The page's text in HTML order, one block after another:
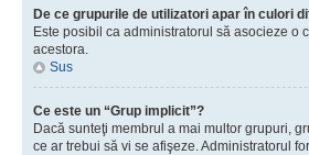
De ce grupurile de utilizatori apar în culori
Este posibil ca administratorul să asocieze
acestora.
Sus
Ce este un “Grup implicit”?
Dacă sunteţi membrul a mai multor grupuri,
ce ar trebui să vi se afişeze. Administratorul